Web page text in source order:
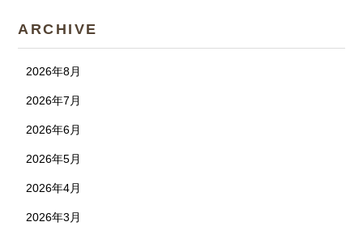
ARCHIVE
2026年8月
2026年7月
2026年6月
2026年5月
2026年4月
2026年3月